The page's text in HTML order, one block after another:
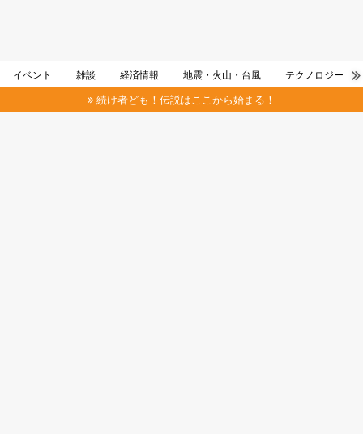
イベント 雑談 経済情報 地震・火山・台風 テクノロジー
続け者ども！伝説はここから始まる！